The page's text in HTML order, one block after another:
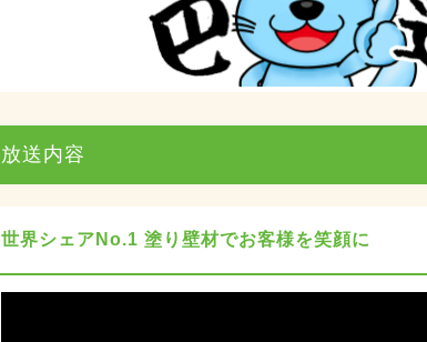
放送内容
世界シェアNo.1 塗り壁材でお客様を笑顔に